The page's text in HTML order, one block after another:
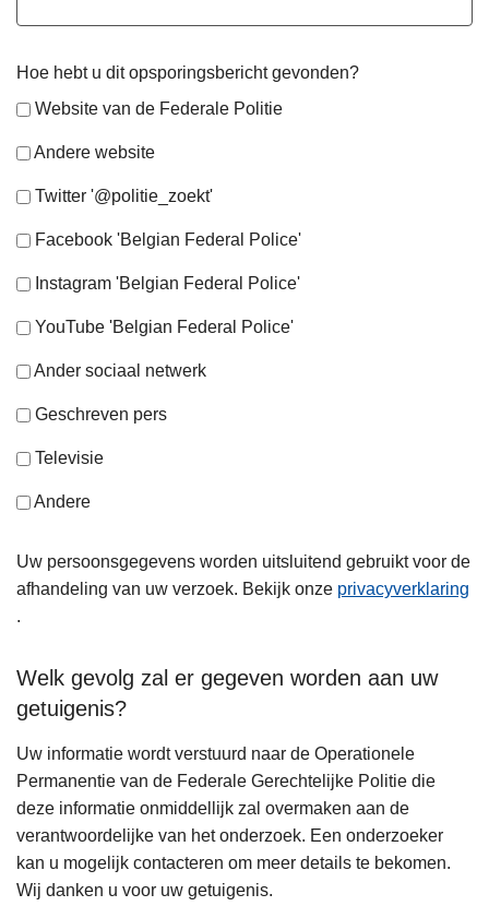
Hoe hebt u dit opsporingsbericht gevonden?
Website van de Federale Politie
Andere website
Twitter '@politie_zoekt'
Facebook 'Belgian Federal Police'
Instagram 'Belgian Federal Police'
YouTube 'Belgian Federal Police'
Ander sociaal netwerk
Geschreven pers
Televisie
Andere
Uw persoonsgegevens worden uitsluitend gebruikt voor de
afhandeling van uw verzoek. Bekijk onze privacyverklaring
.
Welk gevolg zal er gegeven worden aan uw
getuigenis?
Uw informatie wordt verstuurd naar de Operationele
Permanentie van de Federale Gerechtelijke Politie die
deze informatie onmiddellijk zal overmaken aan de
verantwoordelijke van het onderzoek. Een onderzoeker
kan u mogelijk contacteren om meer details te bekomen.
Wij danken u voor uw getuigenis.